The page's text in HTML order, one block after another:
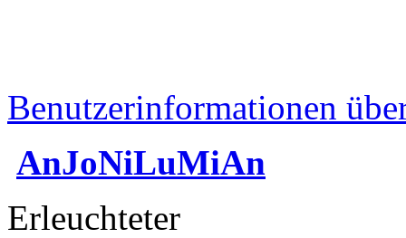
Benutzerinformationen
AnJoNiLuMiAn
Erleuchteter